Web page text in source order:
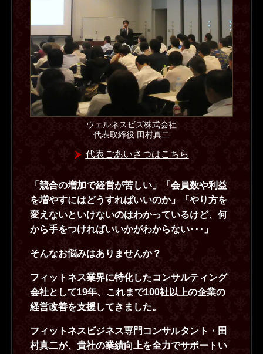
ウェルネスビズ株式会社
代表取締役 田村真二
代表ごあいさつはこちら
「競合の増加で経営が苦しい」「会員数や利益
を増やすにはどうすればいいのか」「やり方を
変えないといけないのはわかっているけど、何
から手をつければいいかがわからない･･･」
そんなお悩みはありませんか？
フィットネス業界に特化したコンサルティング
会社として19年、これまで100社以上の企業の
経営改善を支援してきました。
フィットネスビジネス専門コンサルタント・田
村真二が、貴社の業績向上を全力でサポートい